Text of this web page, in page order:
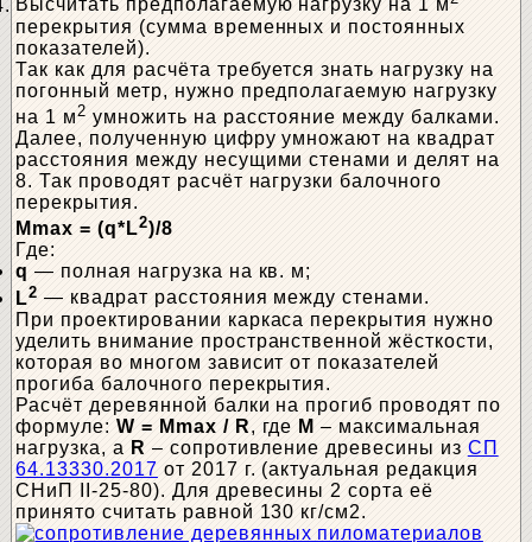
Высчитать предполагаемую нагрузку на 1 м
перекрытия (сумма временных и постоянных
показателей).
Так как для расчёта требуется знать нагрузку на
погонный метр, нужно предполагаемую нагрузку
на 1 м2умножить на расстояние между балками.
Далее, полученную цифру умножают на квадрат
расстояния между несущими стенами и делят на
8. Так проводят расчёт нагрузки балочного
перекрытия.
Mmax = (q*L2)/8
Где:
q — полная нагрузка на кв. м;
L2 — квадрат расстояния между стенами.
При проектировании каркаса перекрытия нужно
уделить внимание пространственной жёсткости,
которая во многом зависит от показателей
прогиба балочного перекрытия.
Расчёт деревянной балки на прогиб проводят по
формуле:W = Mmax / R, где M – максимальная
нагрузка, а R – сопротивление древесины из СП
64.13330.2017 от 2017 г. (актуальная редакция
СНиП II-25-80). Для древесины 2 сорта её
принято считать равной 130 кг/см2.